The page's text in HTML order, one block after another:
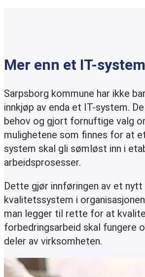
Mer enn et IT-system
Sarpsborg kommune har ikke
innkjøp av enda et IT-system.
behov og gjort fornuftige valg
mulighetene som finnes for at
system skal gli sømløst inn i
arbeidsprosesser.
Dette gjør innføringen av et nytt
kvalitetssystem i
man legger til rette for at
forbedringsarbeid skal fungere
deler av virksomheten.